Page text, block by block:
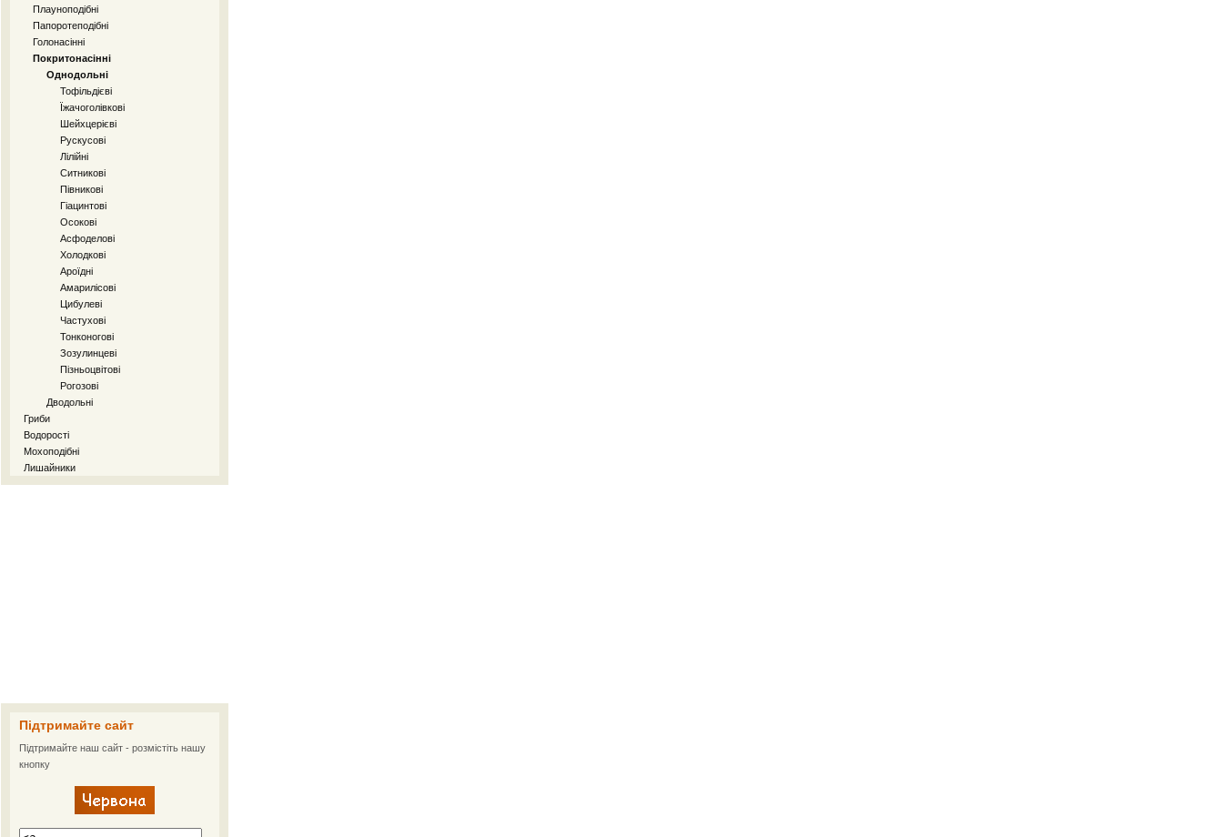
Плауноподібні
Папоротеподібні
Голонасінні
Покритонасінні
Однодольні
Тофільдієві
Їжачоголівкові
Шейхцерієві
Рускусові
Лілійні
Ситникові
Півникові
Гіацинтові
Осокові
Асфоделові
Холодкові
Ароїдні
Амарилісові
Цибулеві
Частухові
Тонконогові
Зозулинцеві
Пізньоцвітові
Рогозові
Дводольні
Гриби
Водорості
Мохоподібні
Лишайники
Підтримайте сайт
Підтримайте наш сайт - розмістіть нашу
кнопку